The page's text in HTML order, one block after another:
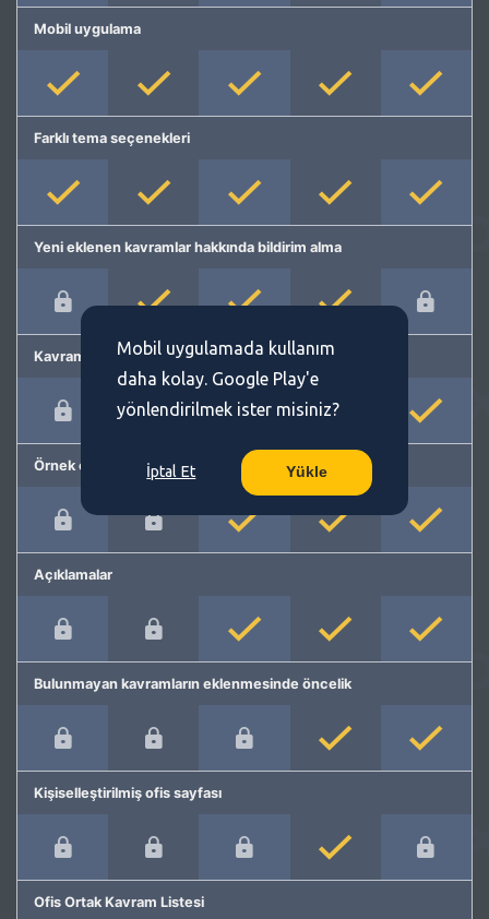
Mobil uygulama
Farklı tema seçenekleri
Yeni eklenen kavramlar hakkında bildirim alma
Kavram önerme
Örnek cümleler
Açıklamalar
Bulunmayan kavramların eklenmesinde öncelik
Kişiselleştirilmiş ofis sayfası
Ofis Ortak Kavram Listesi
Mobil uygulamada kullanım
daha kolay. Google Play'e
yönlendirilmek ister misiniz?
İptal Et Yükle